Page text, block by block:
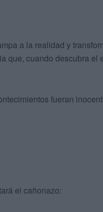
a la realidad y
que, cuando descubra el
fueran
el cañonazo: